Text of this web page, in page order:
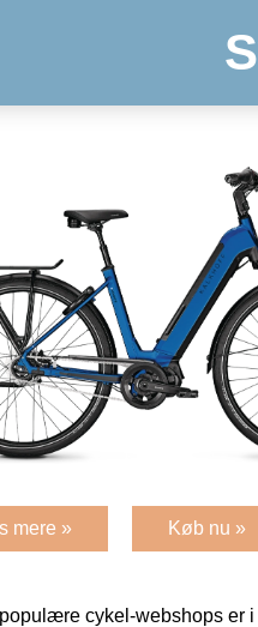
mere » Køb nu »
cykel-webshops er